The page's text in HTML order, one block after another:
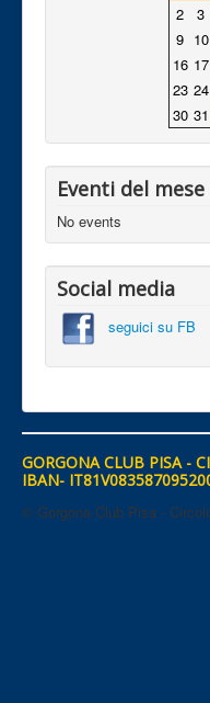
2
3
9 10
16 17
23 24
30 31
Eventi del mese
No events
Social media
seguici su FB
GORGONA CLUB PISA -
IBAN-
© Gorgona Club Pisa -